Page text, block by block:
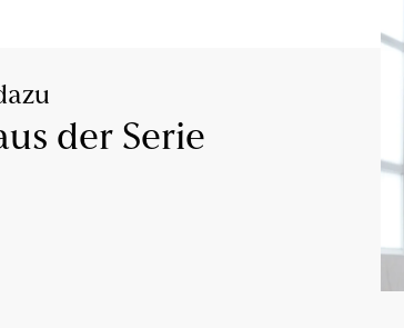
der Serie